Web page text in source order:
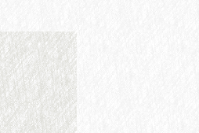
絞り込む